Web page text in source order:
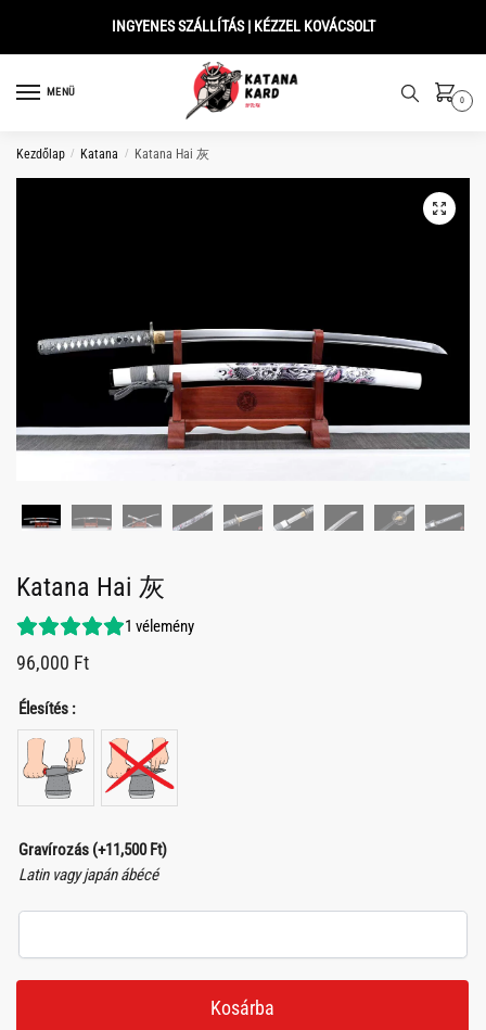
INGYENES SZÁLLÍTÁS | KÉZZEL KOVÁCSOLT
MENÜ
0
Kezdőlap / Katana / Katana Hai 灰
Katana Hai 灰
1 vélemény
96,000 Ft
Élesítés :
Gravírozás (+11,500Ft)
Latin vagy japán ábécé
Kosárba